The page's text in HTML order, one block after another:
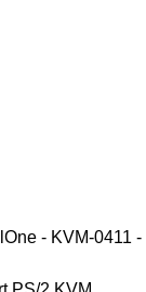
- KVM-0411 -